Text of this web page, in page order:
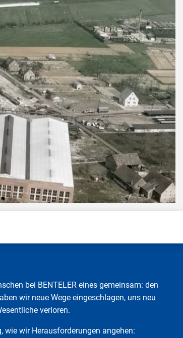
bei BENTELER eines gemeinsam: den
wir neue Wege eingeschlagen, uns neu
verloren.
wie wir Herausforderungen angehen: